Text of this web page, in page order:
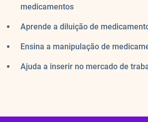
medicamentos
Aprende a diluição de
Ensina a manipulação de
Ajuda a inserir no mercado de